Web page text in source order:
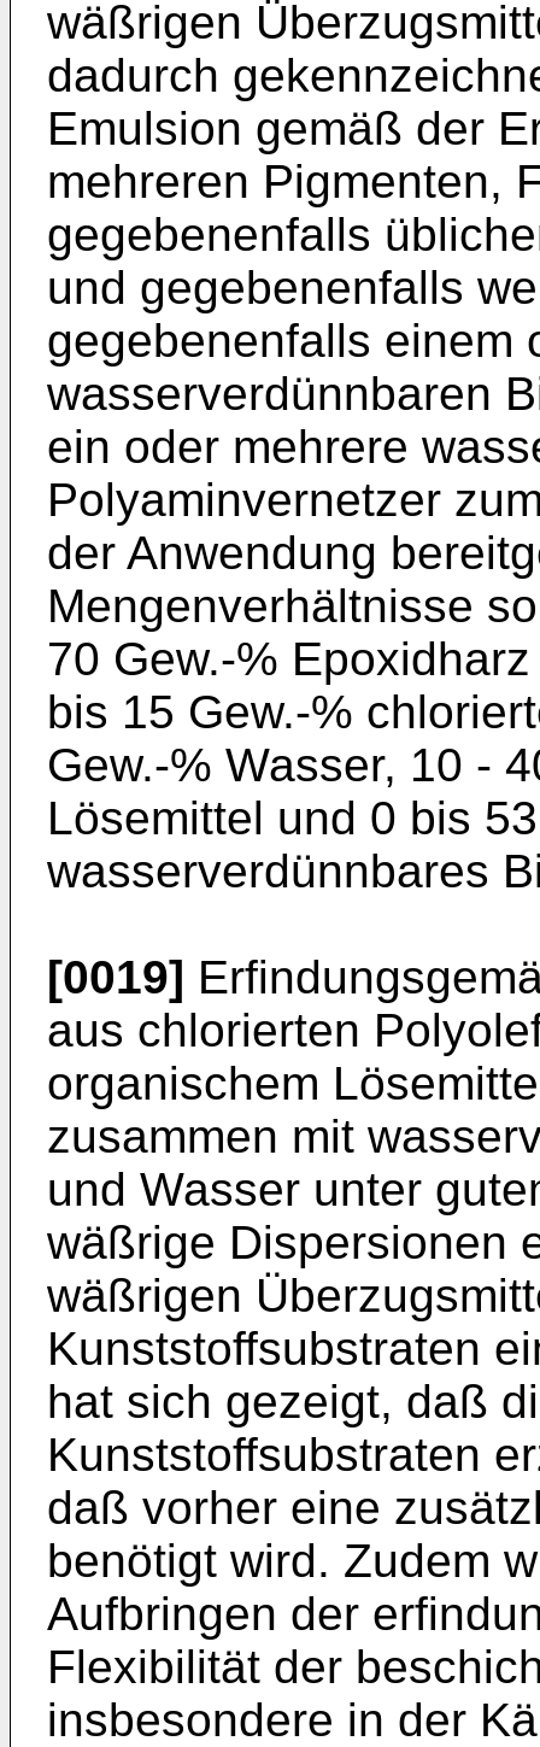
wäßrigen
dadurch
Emulsion gemäß der
mehreren Pigmenten,
gegebenenfalls
und gegebenenfalls
gegebenenfalls einem
wasserverdünnbaren
ein oder mehrere
Polyaminvernetzer
der Anwendung
Mengenverhältnisse
70 Gew.-%
bis 15 Gew.-%
Gew.-% Wasser, 10 -
Lösemittel und 0 bis
wasserverdünnbares
[0019]
aus chlorierten
organischem
zusammen mit
und Wasser unter
wäßrige Dispersionen
wäßrigen
Kunststoffsubstraten
hat sich gezeigt, daß
Kunststoffsubstraten
daß vorher eine
benötigt wird. Zudem
Aufbringen der
Flexibilität der
insbesondere in der